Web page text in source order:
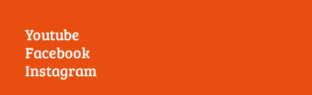
Youtube
Facebook
Instagram